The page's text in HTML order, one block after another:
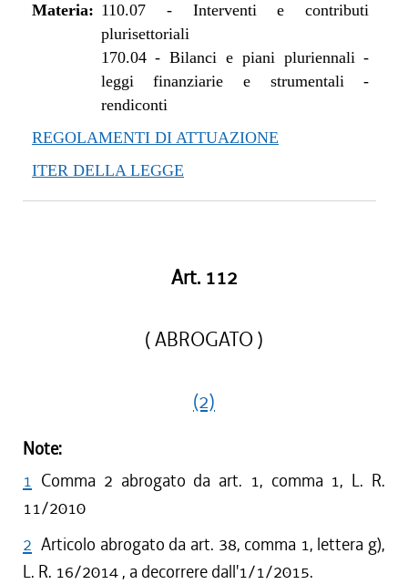
Materia: 110.07- Interventi e contributi
plurisettoriali
170.04-Bilanci e piani pluriennali -
leggi finanziarie e strumentali -
rendiconti
REGOLAMENTI DI ATTUAZIONE
ITER DELLA LEGGE
Art. 112
( ABROGATO )
(2)
Note:
1 Comma 2 abrogato da art. 1, comma 1, L. R.
11/2010
2 Articolo abrogato da art. 38, comma 1, lettera g),
L. R. 16/2014 , a decorrere dall'1/1/2015.